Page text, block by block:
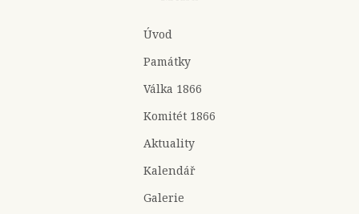
Úvod
Památky
Válka 1866
Komitét 1866
Aktuality
Kalendář
Galerie